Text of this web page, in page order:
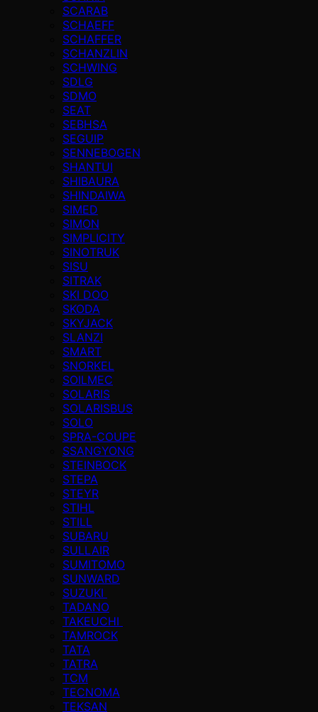
SCARAB
SCHAEFF
SCHAFFER
SCHANZLIN
SCHWING
SDLG
SDMO
SEAT
SEBHSA
SEGUIP
SENNEBOGEN
SHANTUI
SHIBAURA
SHINDAIWA
SIMED
SIMON
SIMPLICITY
SINOTRUK
SISU
SITRAK
SKI DOO
SKODA
SKYJACK
SLANZI
SMART
SNORKEL
SOILMEC
SOLARIS
SOLARISBUS
SOLO
SPRA-COUPE
SSANGYONG
STEINBOCK
STEPA
STEYR
STIHL
STILL
SUBARU
SULLAIR
SUMITOMO
SUNWARD
SUZUKI
TADANO
TAKEUCHI
TAMROCK
TATA
TATRA
TCM
TECNOMA
TEKSAN